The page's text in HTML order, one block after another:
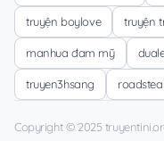
truyện boylove truyện
manhua đam mỹ
truyen3hsang
Copyright © 2025